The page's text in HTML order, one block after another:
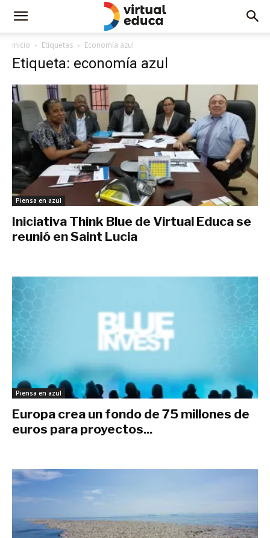
Inicio Etiquetas Economía azul
Etiqueta: economía azul
Piensa en azul
Iniciativa Think Blue de Virtual Educa se
reunió en Saint Lucia
Piensa en azul
Europa crea un fondo de 75 millones de
euros para proyectos...